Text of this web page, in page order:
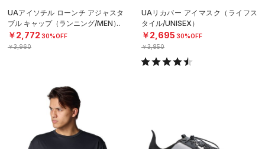
UAアイソチル ローンチ アジャスタ
ブル キャップ（ランニング/MEN）
￥2,772 30%OFF
￥3,960
UAリカバー アイマスク（ライフス
タイル/UNISEX）
￥2,695 30%OFF
￥3,850